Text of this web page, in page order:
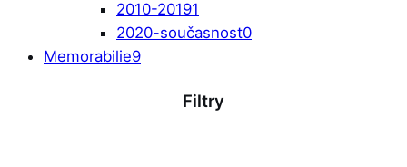
2010-20191
2020-současnost0
Memorabilie9
Filtry